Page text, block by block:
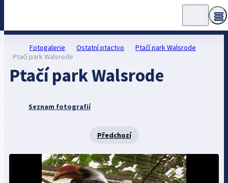
Fotogalerie Ostatní ptactvo
Ptačí park Walsrode
Ptačí park Walsrode
Ptačí park Walsrode
Seznam fotografií
Předchozí